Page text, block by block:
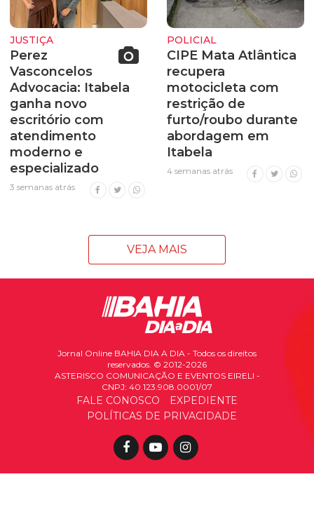
JUSTIÇA
Perez
Vasconcelos
Advocacia: Itabela
ganha novo
escritório com
atendimento
moderno e
especializado
3 semanas atrás
POLICIAL
CIPE Mata Atlântica
recupera
motocicleta com
restrição de
furto/roubo durante
abordagem em
Itabela
4 semanas atrás
VEJA MAIS
Jornal Online BAHIA DIA A DIA - Todos os direitos
reservados. © 2012-2026
ASTERISCO COMUNICAÇÃO E EVENTOS EIRELI -
CNPJ: 40.123.908.0001/07
FALE CONOSCO
EXPEDIENTE
POLÍTICAS DE PRIVACIDADE